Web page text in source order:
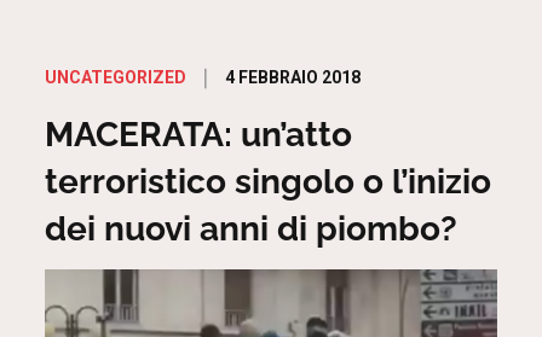
UNCATEGORIZED
Posted
4 FEBBRAIO 2018
MACERATA: un’atto
terroristico singolo o l’inizio
dei nuovi anni di piombo?